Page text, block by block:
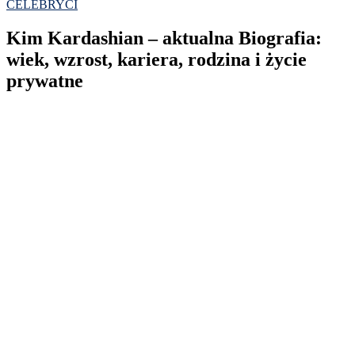
CELEBRYCI
Kim Kardashian – aktualna Biografia:
wiek, wzrost, kariera, rodzina i życie
prywatne